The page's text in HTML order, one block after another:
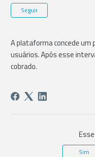
Seguir
A plataforma concede um
usuários. Após esse
cobrado.
Sim